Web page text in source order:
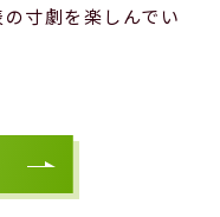
寸劇を楽しんでい